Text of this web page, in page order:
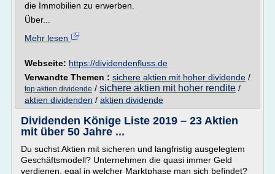
die Immobilien zu erwerben.
Über...
Mehr lesen
Webseite: https://dividendenfluss.de
Verwandte Themen : sichere aktien mit hoher dividende /
top aktien dividende / sichere aktien mit hoher rendite /
aktien dividenden / aktien dividende
Dividenden Könige Liste 2019 – 23 Aktien
mit über 50 Jahre ...
Du suchst Aktien mit sicheren und langfristig ausgelegtem
Geschäftsmodell? Unternehmen die quasi immer Geld
verdienen, egal in welcher Marktphase man sich befindet?